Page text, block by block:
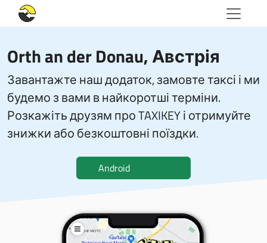
Orth an der Donau, Австрія
Завантажте наш додаток, замовте таксі і ми
будемо з вами в найкоротші терміни.
Розкажіть друзям про TAXIKEY і отримуйте
знижки або безкоштовні поїздки.
Android